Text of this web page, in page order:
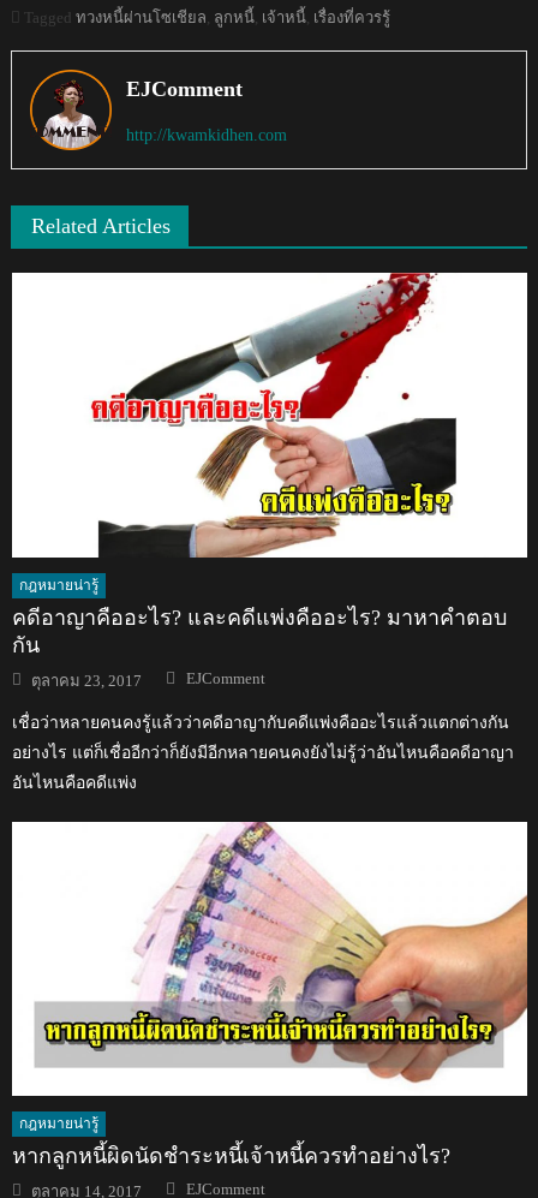
Tagged ทวงหนี้ผ่านโซเชียล ลูกหนี้, เจ้าหนี้, เรื่องที่ควรรู้
EJComment
http://kwamkidhen.com
Related Articles
กฎหมายน่ารู้
คดีอาญาคืออะไร? และคดีแพ่งคืออะไร? มาหาคำตอบ
กัน
Posted
on
ตุลาคม 23, 2017 Author
EJComment
เชื่อว่าหลายคนคงรู้แล้วว่าคดีอาญากับคดีแพ่งคืออะไรแล้วแตกต่างกัน
อย่างไร แต่ก็เชื่ออีกว่าก็ยังมีอีกหลายคนคงยังไม่รู้ว่าอันไหนคือคดีอาญา
อันไหนคือคดีแพ่ง
กฎหมายน่ารู้
หากลูกหนี้ผิดนัดชำระหนี้เจ้าหนี้ควรทำอย่างไร?
Posted
ตุลาคม 14, 2017 Author
EJComment